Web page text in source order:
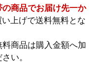
の商品でお届け先一か
上げで送料無料とな
商品は購入金額へ加
い。